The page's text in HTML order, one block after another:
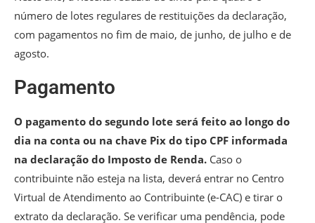
número de lotes regulares de restituições da declaração,
com pagamentos no fim de maio, de junho, de julho e de
agosto.
Pagamento
O pagamento do segundo lote será feito ao longo do
dia na conta ou na chave Pix do tipo CPF informada
na declaração do Imposto de Renda. Caso o
contribuinte não esteja na lista, deverá entrar no Centro
Virtual de Atendimento ao Contribuinte (e-CAC) e tirar o
extrato da declaração. Se verificar uma pendência, pode